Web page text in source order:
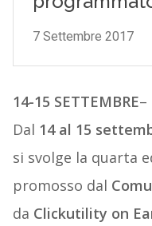
14-15 SETTEMBRE–
Dal 14 al 15
si svolge la quarta
promosso dal
da Clickutility on